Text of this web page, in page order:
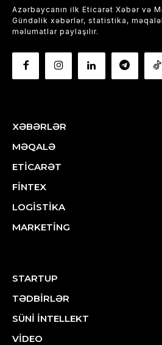
Azərbaycanın ilk Eticarət Xəbər və
Gündəlik xəbərlər, statistika,
məlumatlar paylaşılır.
XƏBƏRLƏR
MƏQALƏ
ETİCARƏT
FİNTEX
LOGİSTİKA
MARKETİNG
STARTUP
TƏDBİRLƏR
SÜNİ İNTELLEKT
VİDEO